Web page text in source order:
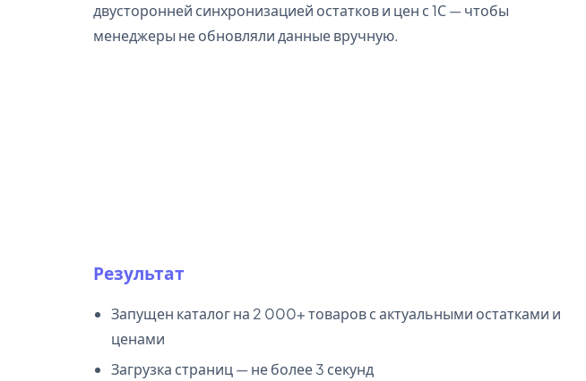
двусторонней синхронизацией остатков и цен с 1С — чтобы
менеджеры не обновляли данные вручную.
Результат
Запущен каталог на 2 000+ товаров с актуальными остатками и
ценами
Загрузка страниц — не более 3 секунд